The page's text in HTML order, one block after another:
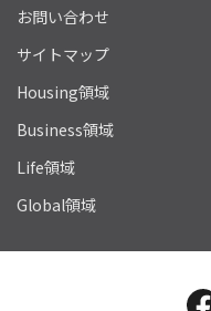
お問い合わせ
サイトマップ
Housing領域
Business領域
Life領域
Global領域